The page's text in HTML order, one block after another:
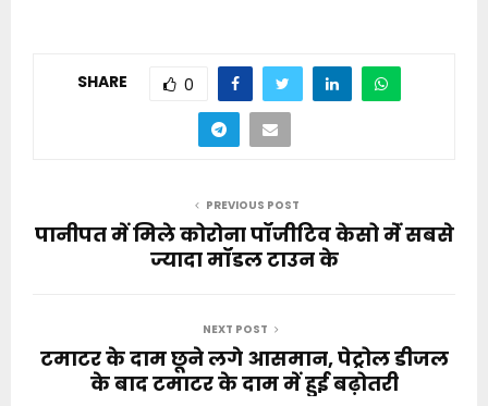
SHARE 0
PREVIOUS POST
पानीपत में मिले कोरोना पॉजीटिव केसो मेंं सबसे
ज्यादा मॉडल टाउन के
NEXT POST
टमाटर के दाम छूने लगे आसमान, पेट्रोल डीजल
के बाद टमाटर के दाम में हुई बढ़ोतरी